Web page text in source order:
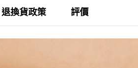
退換貨政策 評價